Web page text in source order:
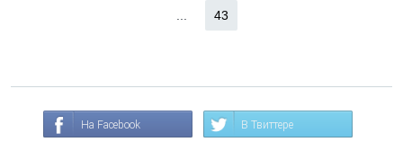
43
На Facebook В Твиттере